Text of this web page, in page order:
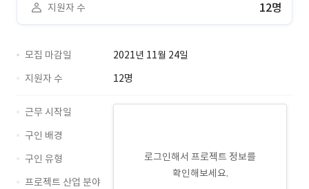
지원자 수 12명
모집 마감일
2021년 11월 24일
지원자 수
12명
로그인해서 프로젝트 정보를
확인해보세요.
근무 시작일
구인 배경
구인 유형
프로젝트 산업 분야